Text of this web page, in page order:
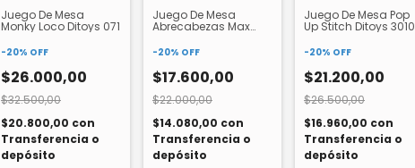
Juego De Mesa
Monky Loco Ditoys 071
-20% OFF
$26.000,00
$32.500,00
$20.800,00 con
Transferencia o
depósito
Juego De Mesa
Abrecabezas Max
-20% OFF
$17.600,00
$22.000,00
$14.080,00 con
Transferencia o
depósito
Juego De Mesa Pop
Up Stitch Ditoys 3010
-20% OFF
$21.200,00
$26.500,00
$16.960,00 con
Transferencia o
depósito